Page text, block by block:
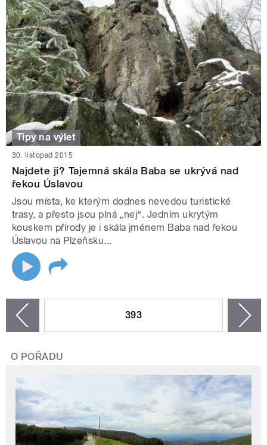
Tipy na výlet
30. listopad 2015
Najdete ji? Tajemná skála Baba se ukrývá nad
řekou Úslavou
Jsou místa, ke kterým dodnes nevedou turistické
trasy, a přesto jsou plná „nej“. Jedním ukrytým
kouskem přírody je i skála jménem Baba nad řekou
Úslavou na Plzeňsku...
393
O POŘADU